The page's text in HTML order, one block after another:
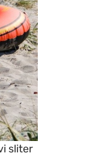
sliter